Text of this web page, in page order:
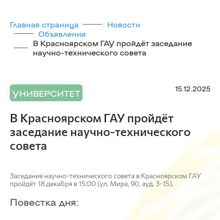
Главная страница
Новости
Объявления
В Красноярском ГАУ пройдёт заседание
научно-технического совета
УНИВЕРСИТЕТ 15.12.2025
В Красноярском ГАУ пройдёт
заседание научно-технического
совета
Заседание научно-технического совета в Красноярском ГАУ
пройдёт 18 декабря в 15:00 (ул. Мира, 90, ауд. 3-15).
Повестка дня: